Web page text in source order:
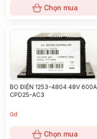
Chọn mua
BO ĐIỆN 1253-4804 48V 600A
CPD25-AC3
0đ
Chọn mua